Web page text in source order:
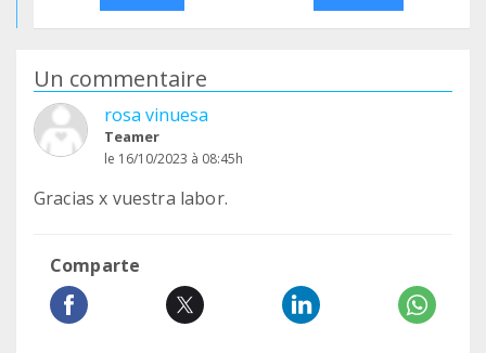
Un commentaire
rosa vinuesa
Teamer
le 16/10/2023 à 08:45h
Gracias x vuestra labor.
Comparte